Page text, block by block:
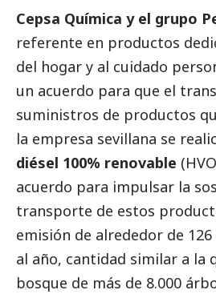
Cepsa Química y el grupo
referente en productos
del hogar y al cuidado
un acuerdo para que el
suministros de productos
la empresa sevillana se
diésel 100% renovable
acuerdo para impulsar la
transporte de estos
emisión de alrededor de 126
al año, cantidad similar a la
bosque de más de 8.000